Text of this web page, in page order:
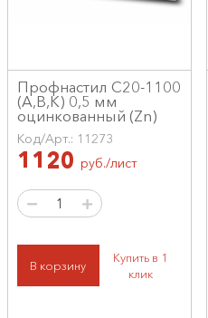
Профнастил С20-1100
(А,В,К) 0,5 мм
оцинкованный (Zn)
Код/Арт.: 11273
1120 руб./лист
В корзину
Купить в 1
клик